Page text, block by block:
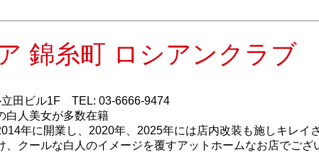
錦糸町 ロシアンクラブ
立田ビル1F TEL: 03-6666-9474
白人美女が多数在籍
年に開業し、2020年、2025年には店内改装も施しキレイ
クールな白人のイメージを覆すアットホームなお店でござ